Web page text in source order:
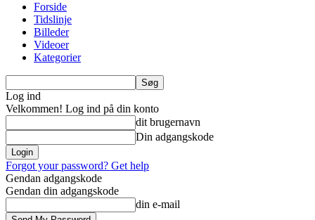
Forside
Tidslinje
Billeder
Videoer
Kategorier
Log ind
Velkommen! Log ind på din konto
dit brugernavn
Din adgangskode
Forgot your password? Get help
Gendan adgangskode
Gendan din adgangskode
din e-mail